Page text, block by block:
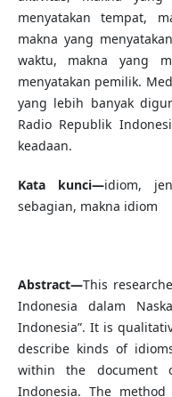
menyatakan tempat,
makna yang
waktu, makna yang
menyatakan pemilik.
yang lebih banyak
Radio Republik
keadaan.
Kata kunci—idiom,
sebagian, makna idiom
Abstract—This
Indonesia dalam
Indonesia”. It is
describe kinds of
within the
Indonesia. The